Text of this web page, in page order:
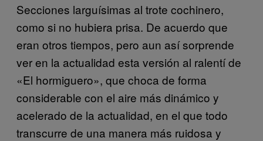
Secciones larguísimas al trote cochinero,
como si no hubiera prisa. De acuerdo que
eran otros tiempos, pero aun así sorprende
ver en la actualidad esta versión al ralentí de
«El hormiguero», que choca de forma
considerable con el aire más dinámico y
acelerado de la actualidad, en el que todo
transcurre de una manera más ruidosa y